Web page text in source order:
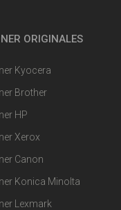
ORIGINALES
Kyocera
Brother
HP
Xerox
Canon
Konica Minolta
Lexmark